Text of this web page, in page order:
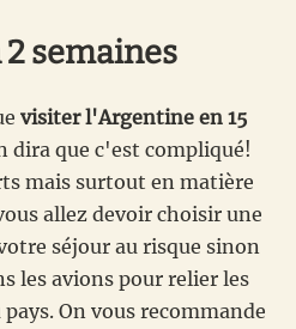
semaines
visiter l'Argentine en 15
dira que c'est compliqué!
mais surtout en matière
allez devoir choisir une
séjour au risque sinon
les avions pour relier les
On vous recommande